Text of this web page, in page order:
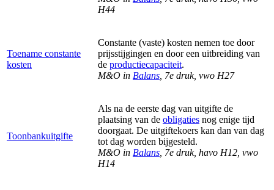
H44
Toename constante
kosten
Constante (vaste) kosten nemen toe door
prijsstijgingen en door een uitbreiding van
de productiecapaciteit.
M&O in Balans , 7e druk, vwo H27
Toonbankuitgifte
Als na de eerste dag van uitgifte de
plaatsing van de obligaties nog enige tijd
doorgaat. De uitgiftekoers kan dan van dag
tot dag worden bijgesteld.
M&O in Balans , 7e druk, havo H12, vwo
H14